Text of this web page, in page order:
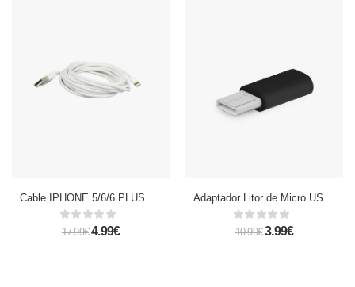
Cable IPHONE 5/6/6 PLUS 3m
17.99€ 4.99€
Adaptador Litor de Micro USB a Type-C
10.99€ 3.99€